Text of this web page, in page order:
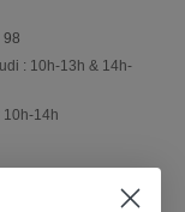
98
: 10h-13h & 14h-
10h-14h